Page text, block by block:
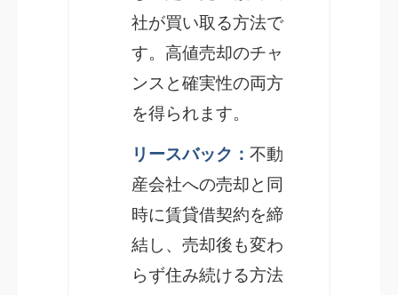
社が買い取る方法で
す。高値売却のチャ
ンスと確実性の両方
を得られます。
リースバック： 不動
産会社への売却と同
時に賃貸借契約を締
結し、売却後も変わ
らず住み続ける方法